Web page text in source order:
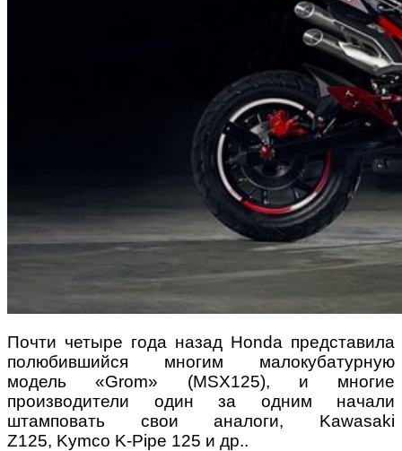
Почти четыре года назад Honda представила
полюбившийся многим малокубатурную
модель «Grom» (MSX125), и многие
производители один за одним начали
штамповать свои аналоги, Kawasaki
Z125, Kymco K-Pipe 125 и др..